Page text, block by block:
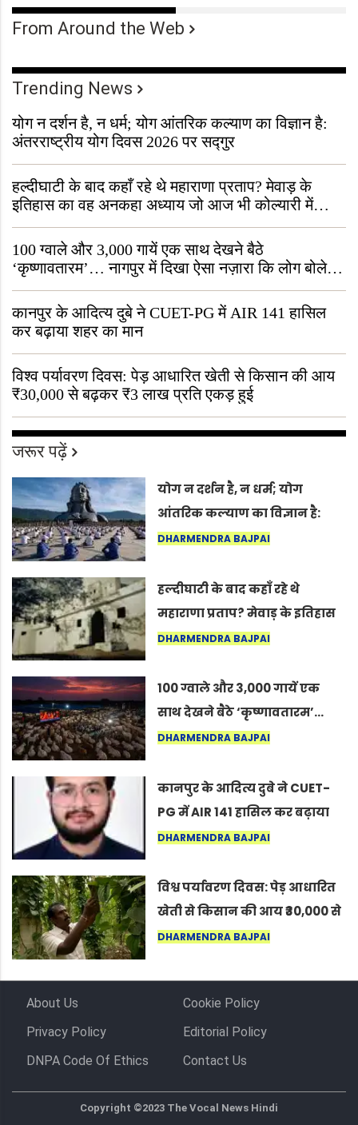
From Around the Web
Trending News
योग न दर्शन है, न धर्म; योग आंतरिक कल्याण का विज्ञान है:
अंतरराष्ट्रीय योग दिवस 2026 पर सद्गुर
हल्दीघाटी के बाद कहाँ रहे थे महाराणा प्रताप? मेवाड़ के
इतिहास का वह अनकहा अध्याय जो आज भी कोल्यारी में
जीवित है
100 ग्वाले और 3,000 गायें एक साथ देखने बैठे
‘कृष्णावतारम’… नागपुर में दिखा ऐसा नज़ारा कि लोग बोले,
“ऐसा तो सिर्फ़ कृष्ण ही कर सकते हैं”
कानपुर के आदित्य दुबे ने CUET-PG में AIR 141 हासिल
कर बढ़ाया शहर का मान
विश्व पर्यावरण दिवस: पेड़ आधारित खेती से किसान की आय
₹30,000 से बढ़कर ₹3 लाख प्रति एकड़ हुई
जरूर पढ़ें
योग न दर्शन है, न धर्म; योग
आंतरिक कल्याण का विज्ञान है:
अंतरराष्ट्रीय योग दिवस 2026 पर
DHARMENDRA BAJPAI
हल्दीघाटी के बाद कहाँ रहे थे
महाराणा प्रताप? मेवाड़ के इतिहास
का वह अनकहा अध्याय जो आज भी
DHARMENDRA BAJPAI
100 ग्वाले और 3,000 गायें एक
साथ देखने बैठे ‘कृष्णावतारम’…
नागपुर में दिखा ऐसा नज़ारा कि
कर सकते हैं”
DHARMENDRA BAJPAI
कानपुर के आदित्य दुबे ने CUET-
PG में AIR 141 हासिल कर बढ़ाया
शहर का मान
DHARMENDRA BAJPAI
विश्व पर्यावरण दिवस: पेड़ आधारित
खेती से किसान की आय ₹30,000 से
बढ़कर ₹3 लाख प्रति एकड़ हुई
DHARMENDRA BAJPAI
About Us
Cookie Policy
Privacy Policy
Editorial Policy
DNPA Code Of Ethics
Contact Us
Copyright ©2023 The Vocal News Hindi